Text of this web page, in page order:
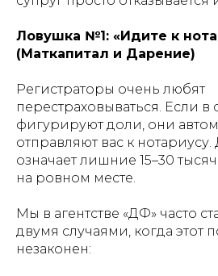
Ловушка №1: «Идите к
(Маткапитал и Дарение)
Регистраторы очень любят
перестраховываться. Если в
фигурируют доли, они
отправляют вас к нотариусу.
означает лишние 15–30
на ровном месте.
Мы в агентстве «ДФ» часто
двумя случаями, когда этот
незаконен: